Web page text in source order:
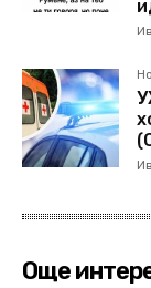
Още